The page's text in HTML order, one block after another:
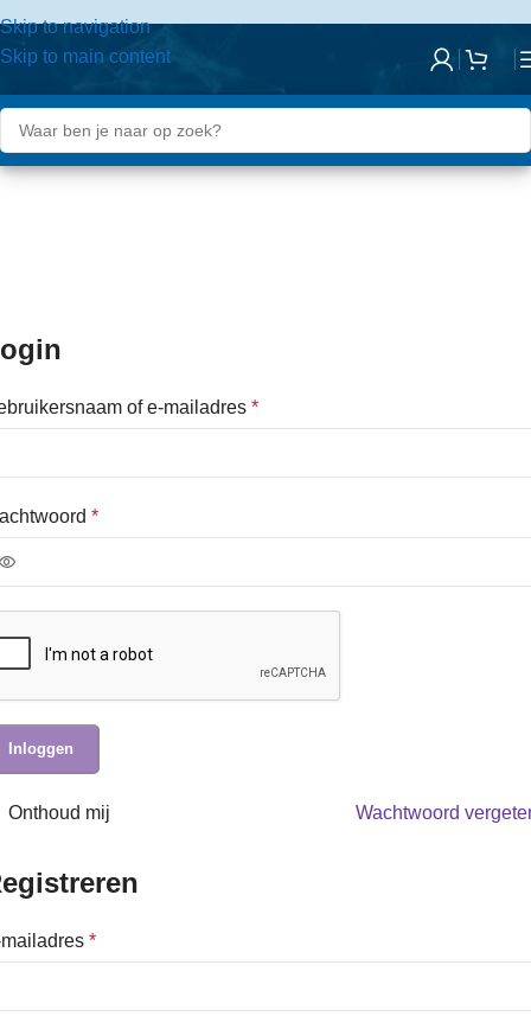
Skip to navigation
Skip to main content
of e-mailadres *
*
Inloggen
Wachtwoord
Onthoud mij
*